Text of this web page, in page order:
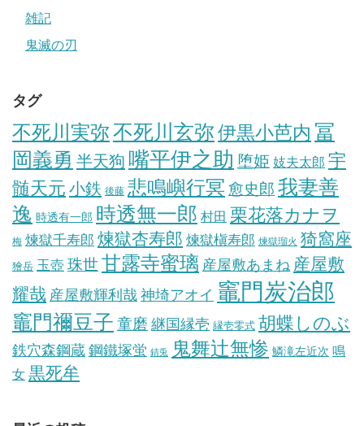
雑記
鬼滅の刃
タグ
不死川実弥不死川玄弥伊黒小芭内 冨
岡義勇 半天狗 嘴平伊之助 堕姫 妓夫太郎 宇
髄天元 小鉄 後藤 悲鳴嶼行冥 愈史郎 我妻善
逸 時透有一郎 時透無一郎 村田 栗花落カナヲ
梅 煉獄千寿郎 煉獄杏寿郎 煉獄槇寿郎 煉獄瑠火 猗窩座
獪岳 玉壺 珠世甘露寺蜜璃 産屋敷あまね 産屋敷
耀哉 産屋敷輝利哉 神埼アオイ 竈門炭治郎
竈門禰豆子 童磨 継国縁壱 縁壱零式 胡蝶しのぶ
鉄穴森鋼蔵 鋼鐵塚蛍 錆兎 鬼舞辻無惨 鱗滝左近次 鳴
女 黒死牟